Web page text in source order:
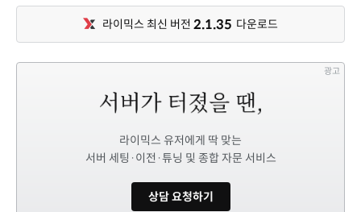
라이믹스 최신 버전 2.1.35 다운로드
광고
라이믹스 유저에게 딱 맞는
서버 세팅·이전·튜닝 및 종합 자문 서비스
상담 요청하기